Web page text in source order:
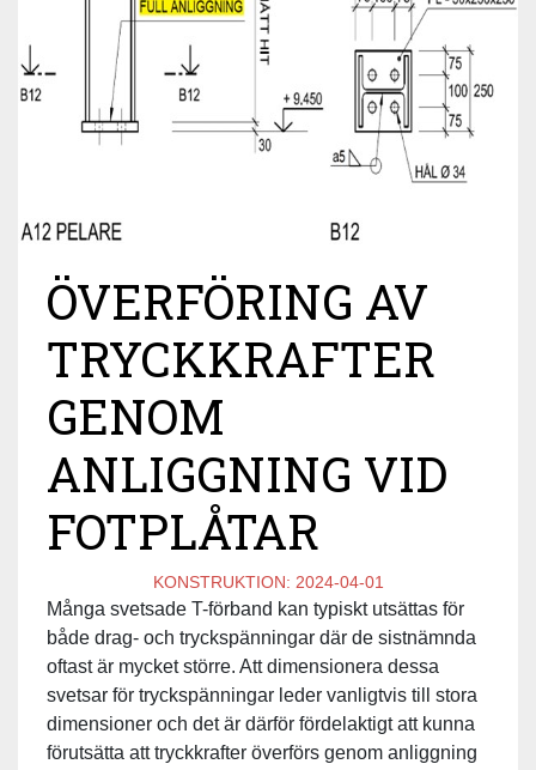
ÖVERFÖRING AV
TRYCKKRAFTER
GENOM
ANLIGGNING VID
FOTPLÅTAR
KONSTRUKTION: 2024-04-01
Många svetsade T-förband kan typiskt utsättas för
både drag- och tryckspänningar där de sistnämnda
oftast är mycket större. Att dimensionera dessa
svetsar för tryckspänningar leder vanligtvis till stora
dimensioner och det är därför fördelaktigt att kunna
förutsätta att tryckkrafter överförs genom anliggning